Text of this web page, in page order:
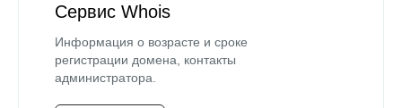
Сервис Whois
Информация о возрасте и сроке
регистрации домена, контакты
администратора.